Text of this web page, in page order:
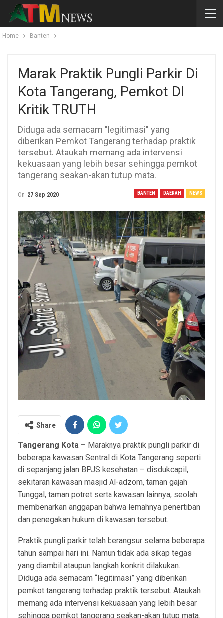
Home Banten
Marak Praktik Pungli Parkir Di
Kota Tangerang, Pemkot DI
Kritik TRUTH
Diduga ada semacam "legitimasi" yang
diberikan Pemkot Tangerang terhadap praktik
tersebut. Ataukah memang ada intervensi
kekuasaan yang lebih besar sehingga pemkot
tangerang seakan-akan tutup mata.
BANTEN DAERAH NEWS
On 27 Sep 2020
Share
Tangerang Kota – Maraknya praktik pungli parkir di
beberapa kawasan Sentral di Kota Tangerang seperti
di sepanjang jalan BPJS kesehatan – disdukcapil,
sekitaran kawasan masjid Al-adzom, taman gajah
Tunggal, taman potret serta kawasan lainnya, seolah
membenarkan anggapan bahwa lemahnya penertiban
dan penegakan hukum di kawasan tersebut.
Praktik pungli parkir telah berangsur selama beberapa
tahun sampai hari ini. Namun tidak ada sikap tegas
yang diambil ataupun langkah konkrit dilakukan.
Diduga ada semacam “legitimasi” yang diberikan
pemkot tangerang terhadap praktik tersebut. Ataukah
memang ada intervensi kekuasaan yang lebih besar
sehingga pemkot tangerang seakan-akan tutup mata.